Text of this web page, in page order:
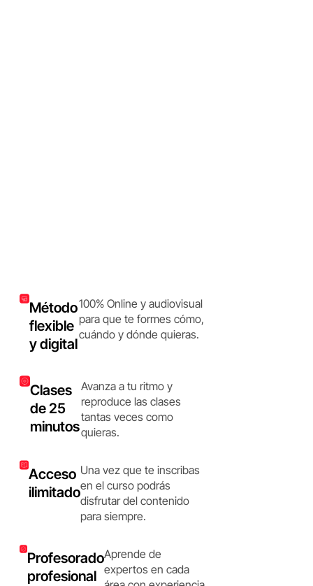
Método
flexible
y digital
100% Online y audiovisual
para que te formes cómo,
cuándo y dónde quieras.
Clases
de 25
minutos
Avanza a tu ritmo y
reproduce las clases
tantas veces como
quieras.
Acceso
ilimitado
Una vez que te inscribas
en el curso podrás
disfrutar del contenido
para siempre.
Profesorado
profesional
Aprende de
expertos en cada